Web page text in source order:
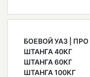
БОЕВОЙ УАЗ | ПРО
ШТАНГА 40КГ
ШТАНГА 60КГ
ШТАНГА 100КГ